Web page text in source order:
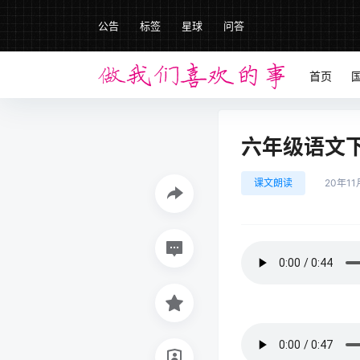
公告 标签 星球 问答
首页
六年级语文
课文朗读 20年11